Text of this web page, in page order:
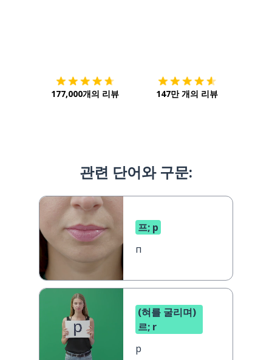
177,000개의 리뷰 147만 개의 리뷰
관련 단어와 구문:
프; p
п
(혀를 굴리며)
르; r
р